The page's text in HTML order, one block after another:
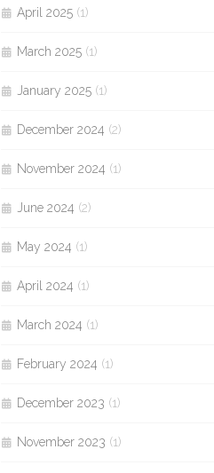
April 2025 (1)
March 2025 (1)
January 2025 (1)
December 2024 (2)
November 2024 (1)
June 2024 (2)
May 2024 (1)
April 2024 (1)
March 2024 (1)
February 2024 (1)
December 2023 (1)
November 2023 (1)